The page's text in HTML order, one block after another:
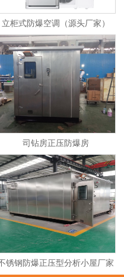
立柜式防爆空调（源头厂家）
司钻房正压防爆房
锈钢防爆正压型分析小屋厂家